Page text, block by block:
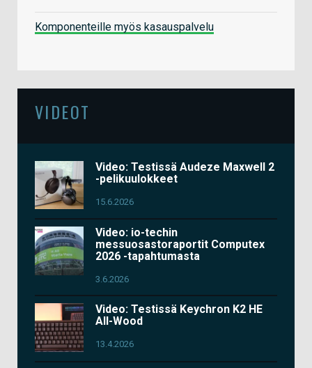
Komponenteille myös kasauspalvelu
VIDEOT
Video: Testissä Audeze Maxwell 2
-pelikuulokkeet
15.6.2026
Video: io-techin
messuosastoraportit Computex
2026 -tapahtumasta
3.6.2026
Video: Testissä Keychron K2 HE
All-Wood
13.4.2026